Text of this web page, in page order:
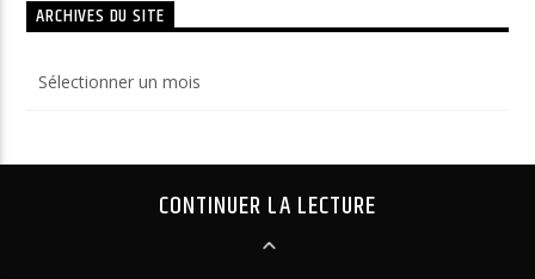
ARCHIVES DU SITE
du
CONTINUER LA LECTURE